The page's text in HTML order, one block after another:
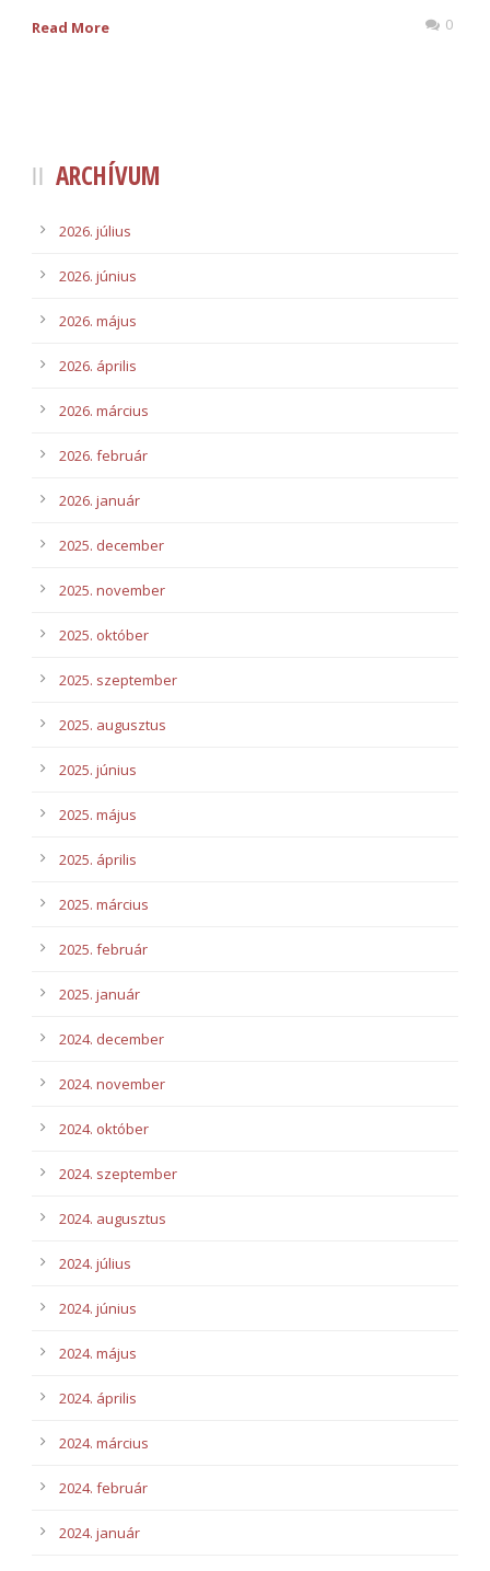
Read More 0
ARCHÍVUM
2026. július
2026. június
2026. május
2026. április
2026. március
2026. február
2026. január
2025. december
2025. november
2025. október
2025. szeptember
2025. augusztus
2025. június
2025. május
2025. április
2025. március
2025. február
2025. január
2024. december
2024. november
2024. október
2024. szeptember
2024. augusztus
2024. július
2024. június
2024. május
2024. április
2024. március
2024. február
2024. január